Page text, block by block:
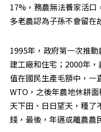
17%，務農無法養家活
多老農認為子孫不會留在
1995年，政府第一次推
建工廠和住宅；2000年
值在國民生產毛額中，一
WTO，之後年農地休耕
天下田、日日望天，種了
錢，最後，年邁或離農農